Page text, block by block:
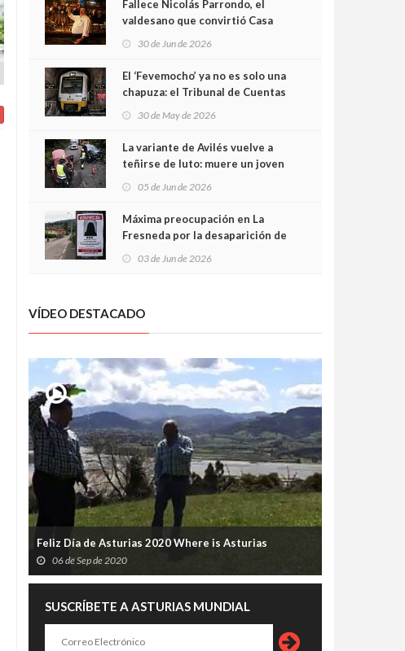
Fallece Nicolás Parrondo, el
valdesano que convirtió Casa
30 de Jun de 2026
El ‘Fevemocho’ ya no es solo una
chapuza: el Tribunal de Cuentas
sobrecoste de los trenes que no
cabían por los túneles
30 de May de 2026
La variante de Avilés vuelve a
teñirse de luto: muere un joven
05 de Jun de 2026
Máxima preocupación en La
Fresneda por la desaparición de
03 de Jun de 2026
VÍDEO DESTACADO
Feliz Día de Asturias 2020 Where is Asturias
06 de Sep de 2020
SUSCRÍBETE A ASTURIAS MUNDIAL